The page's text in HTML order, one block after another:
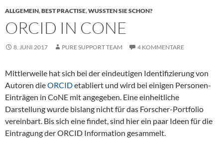
ALLGEMEIN,BEST PRACTISE,WUSSTEN SIE SCHON?
ORCID IN CONE
8. JUNI 2017 PURE SUPPORT TEAM 4 KOMMENTARE
Mittlerweile hat sich bei der eindeutigen Identifizierung von
Autoren dieORCIDetabliert und wird bei einigen Personen-
Einträgen in CoNE mit angegeben. Eine einheitliche
Darstellung wurde bislang nicht für das Forscher-Portfolio
vereinbart. Bis sich eine findet, sind hier ein paar Ideen für die
Eintragung der ORCID Information gesammelt.